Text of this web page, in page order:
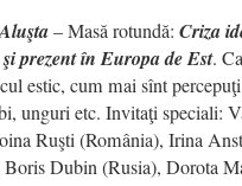
– Masă rotundă: Criza
prezent în Europa de Est.
estic, cum mai sînt
unguri etc. Invitaţi speciali:
Ruşti (România), Irina
Dubin (Rusia), Dorota